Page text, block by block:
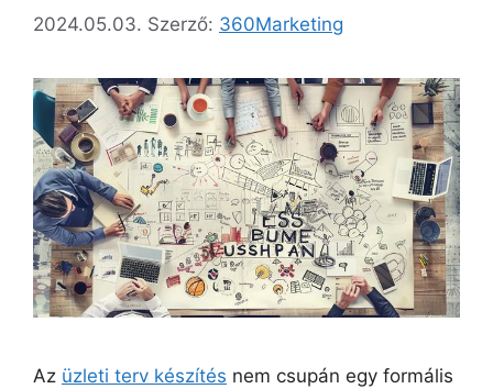
2024.05.03. Szerző: 360Marketing
Az üzleti terv készítés nem csupán egy formális